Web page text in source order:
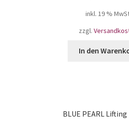
inkl. 19 %
zzgl.
In den
BLUE PEARL